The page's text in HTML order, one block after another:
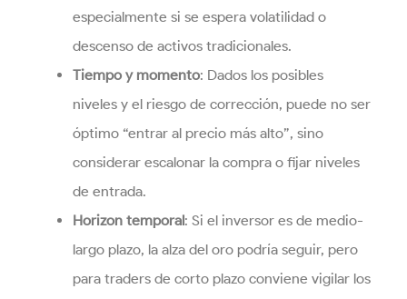
especialmente si se espera volatilidad o
descenso de activos tradicionales.
Tiempo y momento: Dados los posibles
niveles y el riesgo de corrección, puede no ser
óptimo “entrar al precio más alto”, sino
considerar escalonar la compra o fijar niveles
de entrada.
Horizon temporal: Si el inversor es de medio-
largo plazo, la alza del oro podría seguir, pero
para traders de corto plazo conviene vigilar los